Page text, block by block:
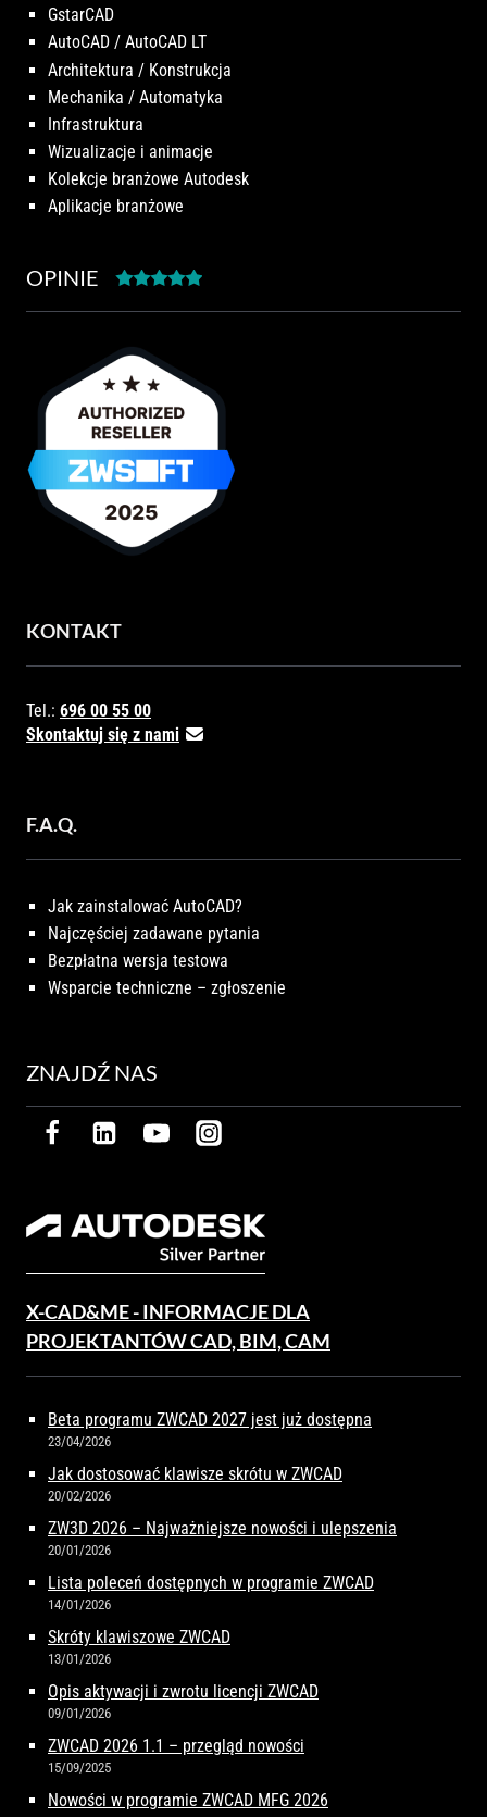
GstarCAD
AutoCAD / AutoCAD LT
Architektura / Konstrukcja
Mechanika / Automatyka
Infrastruktura
Wizualizacje i animacje
Kolekcje branżowe Autodesk
Aplikacje branżowe
OPINIE
KONTAKT
Tel.: 696 00 55 00
Skontaktuj się z nami
F.A.Q.
Jak zainstalować AutoCAD?
Najczęściej zadawane pytania
Bezpłatna wersja testowa
Wsparcie techniczne – zgłoszenie
ZNAJDŹ NAS
X-CAD&ME - INFORMACJE DLA
PROJEKTANTÓW CAD, BIM, CAM
Beta programu ZWCAD 2027 jest już dostępna
23/04/2026
Jak dostosować klawisze skrótu w ZWCAD
20/02/2026
ZW3D 2026 – Najważniejsze nowości i ulepszenia
20/01/2026
Lista poleceń dostępnych w programie ZWCAD
14/01/2026
Skróty klawiszowe ZWCAD
13/01/2026
Opis aktywacji i zwrotu licencji ZWCAD
09/01/2026
ZWCAD 2026 1.1 – przegląd nowości
15/09/2025
Nowości w programie ZWCAD MFG 2026